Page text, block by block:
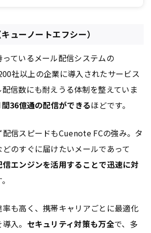
ューノートエフシー）
ているメール配信システムの
社以上の企業に導入されたサービス
信数にも耐えうる体制を整えていま
36億通の配信ができるほどです。
信スピードもCuenote FCの強み。タ
のすぐに届けたいメールであって
信エンジンを活用することで迅速に対
率も高く、携帯キャリアごとに最適化
入。 セキュリティ対策も万全で、多